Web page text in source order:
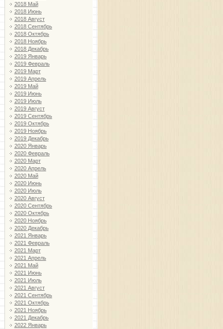
2018 Май
2018 Июнь
2018 Август
2018 Сентябрь
2018 Октябрь
2018 Ноябрь
2018 Декабрь
2019 Январь
2019 Февраль
2019 Март
2019 Апрель
2019 Май
2019 Июнь
2019 Июль
2019 Август
2019 Сентябрь
2019 Октябрь
2019 Ноябрь
2019 Декабрь
2020 Январь
2020 Февраль
2020 Март
2020 Апрель
2020 Май
2020 Июнь
2020 Июль
2020 Август
2020 Сентябрь
2020 Октябрь
2020 Ноябрь
2020 Декабрь
2021 Январь
2021 Февраль
2021 Март
2021 Апрель
2021 Май
2021 Июнь
2021 Июль
2021 Август
2021 Сентябрь
2021 Октябрь
2021 Ноябрь
2021 Декабрь
2022 Январь